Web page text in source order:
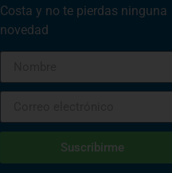
Costa y no te pierdas ninguna
novedad
Suscribirme